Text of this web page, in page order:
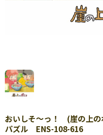
おいしそ～っ！ (崖の上
パズル ENS-108-616